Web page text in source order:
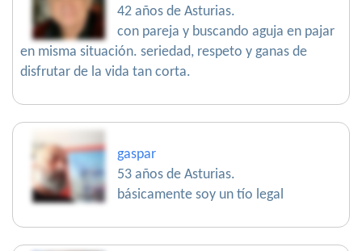
42 años de Asturias.
con pareja y buscando aguja en pajar
en misma situación. seriedad, respeto y ganas de
disfrutar de la vida tan corta.
gaspar
53 años de Asturias.
básicamente soy un tío legal